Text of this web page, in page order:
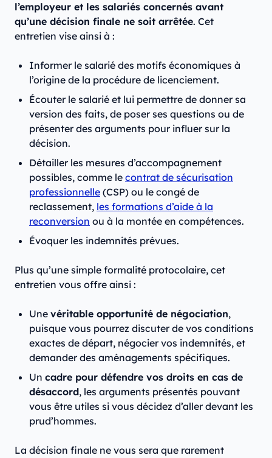
l’employeur et les salariés concernés avant
qu’une décision finale ne soit arrêtée. Cet
entretien vise ainsi à :
Informer le salarié des motifs économiques à
l’origine de la procédure de licenciement.
Écouter le salarié et lui permettre de donner sa
version des faits, de poser ses questions ou de
présenter des arguments pour influer sur la
décision.
Détailler les mesures d’accompagnement
possibles, comme le contrat de sécurisation
professionnelle (CSP) ou le congé de
reclassement, les formations d’aide à la
reconversion ou à la montée en compétences.
Évoquer les indemnités prévues.
Plus qu’une simple formalité protocolaire, cet
entretien vous offre ainsi :
Une véritable opportunité de négociation,
puisque vous pourrez discuter de vos conditions
exactes de départ, négocier vos indemnités, et
demander des aménagements spécifiques.
Un cadre pour défendre vos droits en cas de
désaccord, les arguments présentés pouvant
vous être utiles si vous décidez d’aller devant les
prud’hommes.
La décision finale ne vous sera que rarement